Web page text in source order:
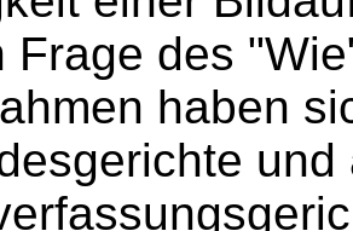
Frage des
haben
und